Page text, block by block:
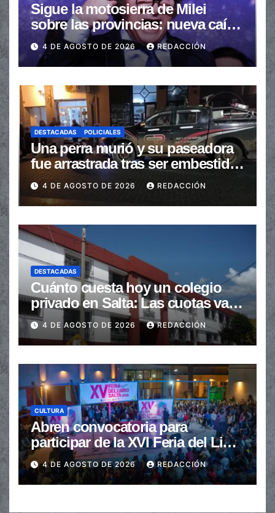
Sigue la motosierra de Milei
sobre las provincias: nueva caída
de las transferencias no
automáticas
4 DE AGOSTO DE 2026 REDACCIÓN
DESTACADAS POLICIALES
Una perra murió y su paseadora
fue arrastrada tras ser embestidas
en la senda peatonal
4 DE AGOSTO DE 2026 REDACCIÓN
DESTACADAS
Cuánto cuesta hoy un colegio
privado en Salta: Las cuotas van
de $110.000 a más de $600.000
4 DE AGOSTO DE 2026 REDACCIÓN
CULTURA
Abren convocatoria para
participar de la XVI Feria del Libro
de Salta
4 DE AGOSTO DE 2026 REDACCIÓN